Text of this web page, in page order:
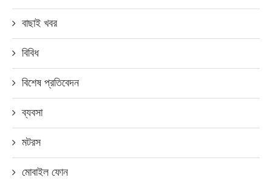
বাছাই খবর
বিবিধ
বিশেষ প্রতিবেদন
ব্যবসা
মটরস
মোবাইল ফোন